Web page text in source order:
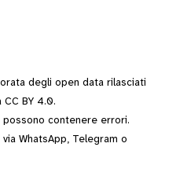
degli open data rilasciati
CC BY 4.0.
contenere errori.
via WhatsApp, Telegram o